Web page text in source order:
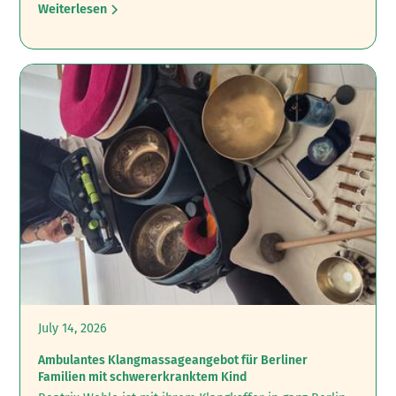
Weiterlesen
July 14, 2026
Ambulantes Klangmassageangebot für Berliner
Familien mit schwererkranktem Kind